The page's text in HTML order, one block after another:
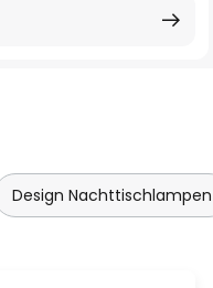
Design Nachttischlampen